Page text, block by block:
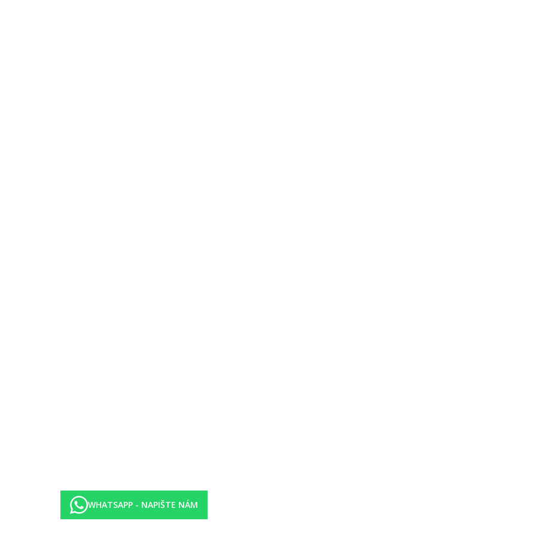
místnost, bazén na střeše, bar u bazénu.
uvedené vybavení)
má jedno dítě přistýlku, druhé dítě postel s rodiči.
lehké občerstvení.
alkoholických nápojů místní výroby.
hotelem a mohou se změnit.
centra Dubai Mall (záleží na dostupnosti )
WHATSAPP - NAPIŠTE NÁM